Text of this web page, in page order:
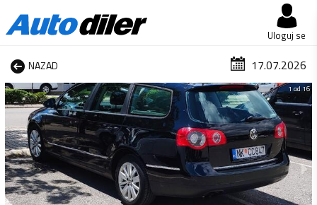
Uloguj se
NAZAD 17.07.2026
1 od 16